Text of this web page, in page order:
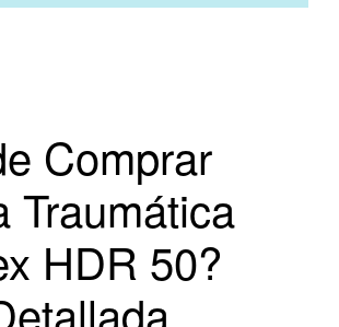
Comprar
Traumática
HDR 50?